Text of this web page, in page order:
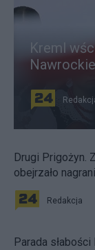
Kreml
Drugi Prigożyn.
obejrzało
Redakcja
Parada